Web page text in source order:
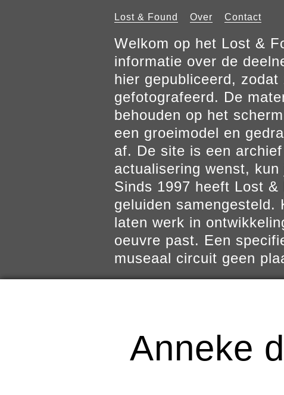
Lost & Found Over Contact
Welkom op het Lost &
informatie over de
hier gepubliceerd,
gefotografeerd. De
behouden op het
een groeimodel en
af. De site is een
actualisering wenst,
Sinds 1997 heeft Lost
geluiden samengesteld.
laten werk in
oeuvre past. Een
museaal circuit geen
Anneke